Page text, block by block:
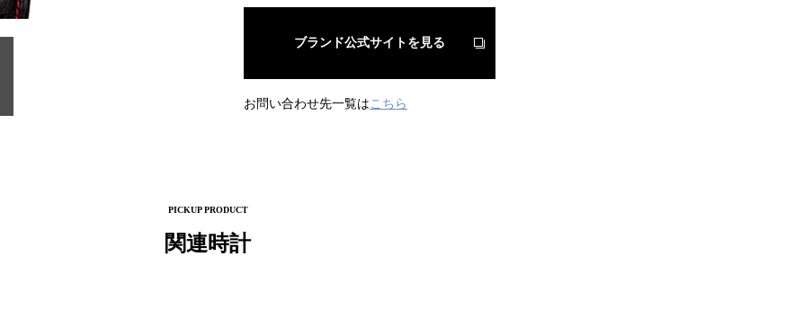
ブランド公式サイトを見る
お問い合わせ先一覧はこちら
PICKUP PRODUCT
関連時計